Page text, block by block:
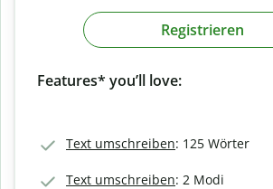
Registrieren
Features* you’ll love:
Text umschreiben: 125 Wörter
Text umschreiben: 2 Modi